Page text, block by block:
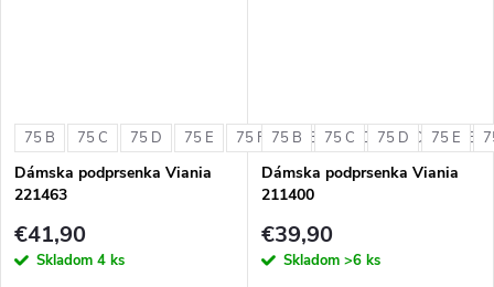
75 B 75 C 75 D 75 E 75 F 80 B 80 C 80 D 80 E
Dámska podprsenka Viania
221463
€41,90
Skladom 4 ks
75 B 75 C 75 D 75 E
Dámska podprsenka Viania
211400
€39,90
Skladom >6 ks